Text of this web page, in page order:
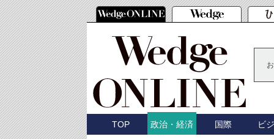
TOP 政治・経済 国際 ビ